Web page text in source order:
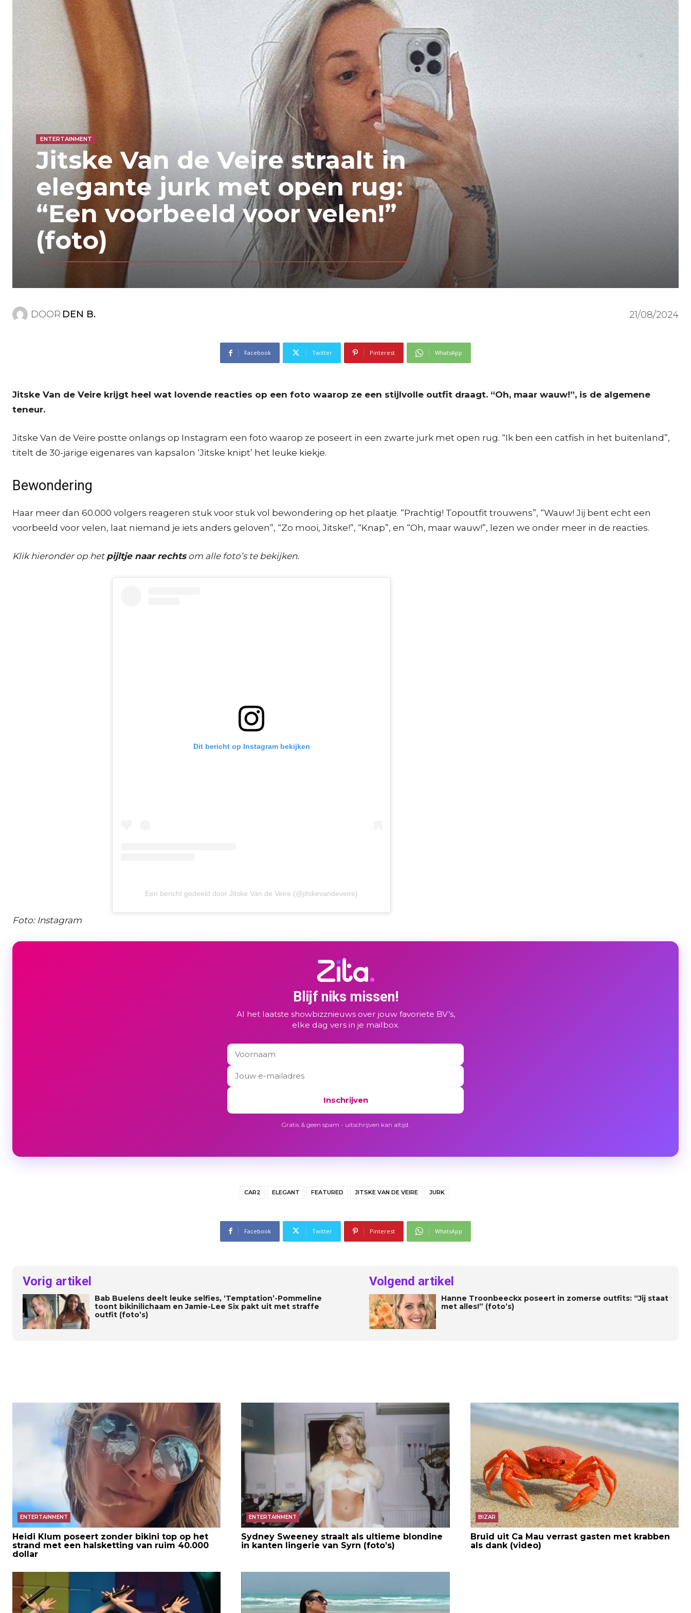
ENTERTAINMENT
Jitske Van de Veire straalt in
elegante jurk met open rug:
“Een voorbeeld voor velen!”
(foto)
DOOR DEN B. 21/08/2024
Facebook Twitter Pinterest WhatsApp
Jitske Van de Veire krijgt heel wat lovende reacties op een foto waarop ze een stijlvolle outfit draagt. “Oh, maar wauw!”, is de algemene
teneur.
Jitske Van de Veire postte onlangs op Instagram een foto waarop ze poseert in een zwarte jurk met open rug. “Ik ben een catfish in het buitenland”,
titelt de 30-jarige eigenares van kapsalon ‘Jitske knipt’ het leuke kiekje.
Bewondering
Haar meer dan 60.000 volgers reageren stuk voor stuk vol bewondering op het plaatje. “Prachtig! Topoutfit trouwens”, “Wauw! Jij bent echt een
voorbeeld voor velen, laat niemand je iets anders geloven”, “Zo mooi, Jitske!”, “Knap”, en “Oh, maar wauw!”, lezen we onder meer in de reacties.
Klik hieronder op het pijltje naar rechtsom alle foto’s te bekijken.
Dit bericht op Instagram bekijken
Een bericht gedeeld door Jitske Van de Veire (@jitskevandeveire)
Foto: Instagram
Blijf niks missen!
Al het laatste showbizznieuws over jouw favoriete BV’s,
elke dag vers in je mailbox.
Inschrijven
Gratis & geen spam - uitschrijven kan altijd.
CAR2 ELEGANT FEATURED JITSKE VAN DE VEIRE JURK
Facebook Twitter Pinterest WhatsApp
Vorig artikel
Bab Buelens deelt leuke selfies, ‘Temptation’-Pommeline
toont bikinilichaam en Jamie-Lee Six pakt uit met straffe
outfit (foto’s)
Volgend artikel
Hanne Troonbeeckx poseert in zomerse outfits: “Jij staat
met alles!” (foto’s)
ENTERTAINMENT
Heidi Klum poseert zonder bikini top op het
strand met een halsketting van ruim 40.000
dollar
ENTERTAINMENT
Sydney Sweeney straalt als ultieme blondine
in kanten lingerie van Syrn (foto’s)
BIZAR
Bruid uit Ca Mau verrast gasten met krabben
als dank (video)